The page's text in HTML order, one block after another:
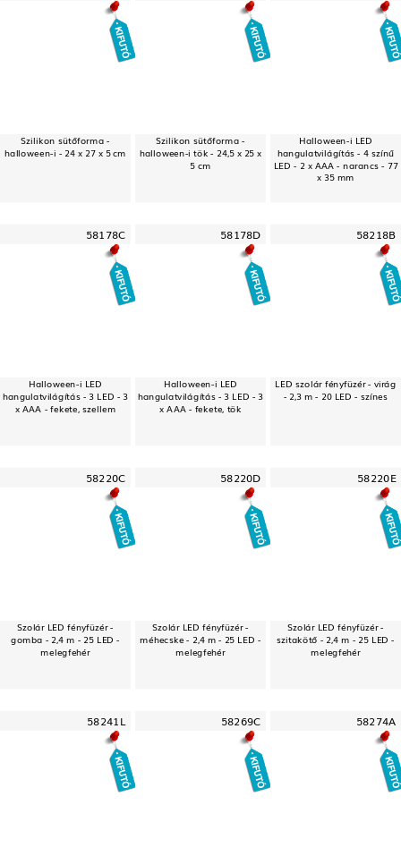
Szilikon sütőforma -
halloween-i - 24 x 27 x 5 cm
Szilikon sütőforma -
halloween-i tök - 24,5 x 25 x
5 cm
Halloween-i LED
hangulatvilágítás - 4 színű
LED - 2 x AAA - narancs - 77
x 35 mm
58178C
Halloween-i LED
hangulatvilágítás - 3 LED - 3
x AAA - fekete, szellem
58178D
Halloween-i LED
hangulatvilágítás - 3 LED - 3
x AAA - fekete, tök
58218B
LED szolár fényfüzér - virág
- 2,3 m - 20 LED - színes
58220C
Szolár LED fényfüzér -
gomba - 2,4 m - 25 LED -
melegfehér
58220D
Szolár LED fényfüzér -
méhecske - 2,4 m - 25 LED -
melegfehér
58220E
Szolár LED fényfüzér -
szitakötő - 2,4 m - 25 LED -
melegfehér
58241L 58269C 58274A